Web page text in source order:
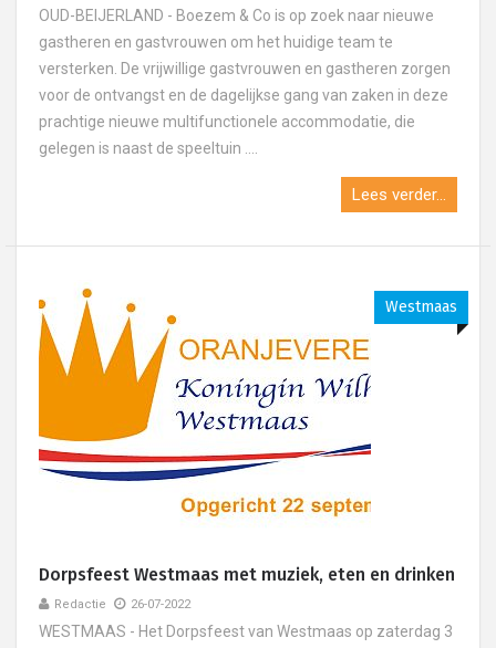
OUD-BEIJERLAND - Boezem & Co is op zoek naar nieuwe
gastheren en gastvrouwen om het huidige team te
versterken. De vrijwillige gastvrouwen en gastheren zorgen
voor de ontvangst en de dagelijkse gang van zaken in deze
prachtige nieuwe multifunctionele accommodatie, die
gelegen is naast de speeltuin ....
Lees verder...
Westmaas
Dorpsfeest Westmaas met muziek, eten en drinken
Redactie 26-07-2022
WESTMAAS - Het Dorpsfeest van Westmaas op zaterdag 3